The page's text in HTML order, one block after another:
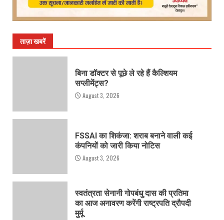
ताज़ा खबरें
बिना डॉक्टर से पूछे ले रहे हैं कैल्शियम
सप्लीमेंट्स?
August 3, 2026
FSSAI का शिकंजा: शराब बनाने वाली कई
कंपनियों को जारी किया नोटिस
August 3, 2026
स्वतंत्रता सेनानी गोपबंधु दास की प्रतिमा
का आज अनावरण करेंगी राष्ट्रपति द्रौपदी
मुर्मू